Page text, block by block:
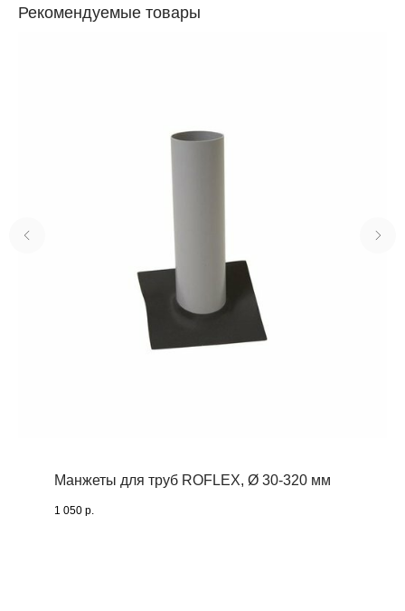
Рекомендуемые товары
Манжеты для труб ROFLEX, Ø 30-320 мм
1 050 р.